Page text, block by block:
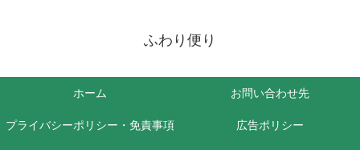
ふわり便り
ホーム お問い合わせ先
プライバシーポリシー・免責事項 広告ポリシー